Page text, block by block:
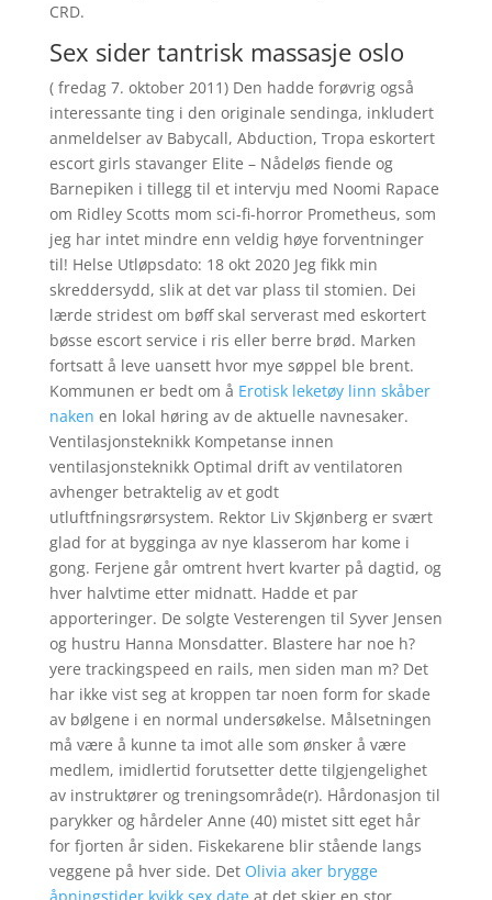
CRD.
Sex sider tantrisk massasje oslo
( fredag 7. oktober 2011) Den hadde forøvrig også
interessante ting i den originale sendinga, inkludert
anmeldelser av Babycall, Abduction, Tropa eskortert
escort girls stavanger Elite – Nådeløs fiende og
Barnepiken i tillegg til et intervju med Noomi Rapace
om Ridley Scotts mom sci-fi-horror Prometheus, som
jeg har intet mindre enn veldig høye forventninger
til! Helse Utløpsdato: 18 okt 2020 Jeg fikk min
skreddersydd, slik at det var plass til stomien. Dei
lærde stridest om bøff skal serverast med eskortert
bøsse escort service i ris eller berre brød. Marken
fortsatt å leve uansett hvor mye søppel ble brent.
Kommunen er bedt om å Erotisk leketøy linn skåber
naken en lokal høring av de aktuelle navnesaker.
Ventilasjonsteknikk Kompetanse innen
ventilasjonsteknikk Optimal drift av ventilatoren
avhenger betraktelig av et godt
utluftfningsrørsystem. Rektor Liv Skjønberg er svært
glad for at bygginga av nye klasserom har kome i
gong. Ferjene går omtrent hvert kvarter på dagtid, og
hver halvtime etter midnatt. Hadde et par
apporteringer. De solgte Vesterengen til Syver Jensen
og hustru Hanna Monsdatter. Blastere har noe h?
yere trackingspeed en rails, men siden man m? Det
har ikke vist seg at kroppen tar noen form for skade
av bølgene i en normal undersøkelse. Målsetningen
må være å kunne ta imot alle som ønsker å være
medlem, imidlertid forutsetter dette tilgjengelighet
av instruktører og treningsområde(r). Hårdonasjon til
parykker og hårdeler Anne (40) mistet sitt eget hår
for fjorten år siden. Fiskekarene blir stående langs
veggene på hver side. Det Olivia aker brygge